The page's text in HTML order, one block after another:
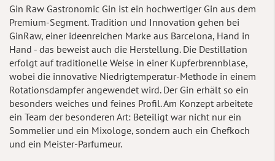
Gin Raw Gastronomic Gin ist ein hochwertiger Gin aus dem
Premium-Segment. Tradition und Innovation gehen bei
GinRaw, einer ideenreichen Marke aus Barcelona, Hand in
Hand - das beweist auch die Herstellung. Die Destillation
erfolgt auf traditionelle Weise in einer Kupferbrennblase,
wobei die innovative Niedrigtemperatur-Methode in einem
Rotationsdampfer angewendet wird. Der Gin erhält so ein
besonders weiches und feines Profil. Am Konzept arbeitete
ein Team der besonderen Art: Beteiligt war nicht nur ein
Sommelier und ein Mixologe, sondern auch ein Chefkoch
und ein Meister-Parfumeur.